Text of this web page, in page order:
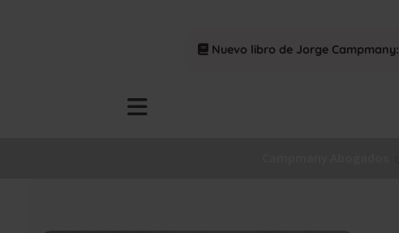
Nuevo libro de Jorge Campmany: